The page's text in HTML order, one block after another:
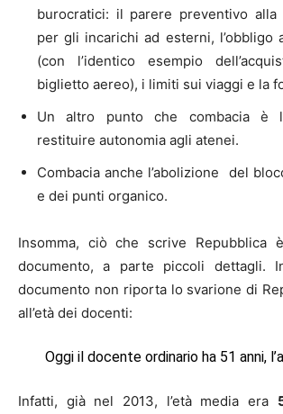
burocratici: il parere preventivo
per gli incarichi ad esterni, l’obbligo
(con l’identico esempio
biglietto aereo), i limiti sui viaggi e la
Un altro punto che combacia è
restituire autonomia agli atenei.
Combacia anche l’abolizione del
e dei punti organico.
Insomma, ciò che scrive Repubblica
documento, a parte piccoli dettagli.
documento non riporta lo svarione di
all’età dei docenti:
Oggi il docente ordinario ha 51 anni,
Infatti, già nel 2013, l’età media era